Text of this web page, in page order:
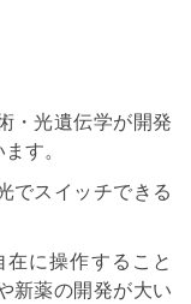
・光遺伝学が開発
す。
でスイッチできる
に操作すること
新薬の開発が大い